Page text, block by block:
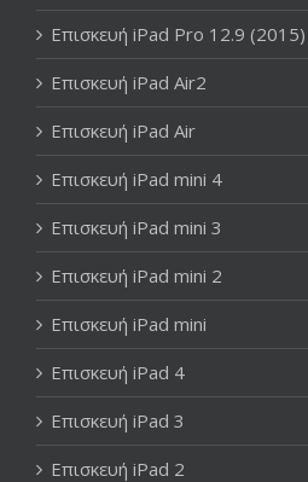
Επισκευή iPad Pro 12.9 (2015)
Επισκευή iPad Air2
Επισκευή iPad Air
Επισκευή iPad mini 4
Επισκευή iPad mini 3
Επισκευή iPad mini 2
Επισκευή iPad mini
Επισκευή iPad 4
Επισκευή iPad 3
Επισκευή iPad 2